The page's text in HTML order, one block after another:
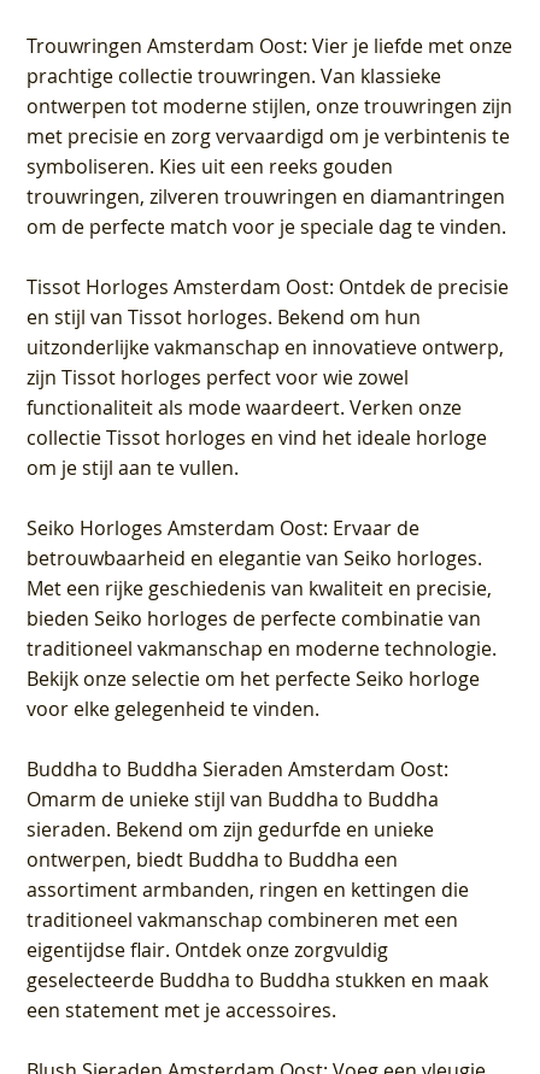
Trouwringen Amsterdam Oost: Vier je liefde met onze
prachtige collectie trouwringen. Van klassieke
ontwerpen tot moderne stijlen, onze trouwringen zijn
met precisie en zorg vervaardigd om je verbintenis te
symboliseren. Kies uit een reeks gouden
trouwringen, zilveren trouwringen en diamantringen
om de perfecte match voor je speciale dag te vinden.
Tissot Horloges Amsterdam Oost: Ontdek de precisie
en stijl van Tissot horloges. Bekend om hun
uitzonderlijke vakmanschap en innovatieve ontwerp,
zijn Tissot horloges perfect voor wie zowel
functionaliteit als mode waardeert. Verken onze
collectie Tissot horloges en vind het ideale horloge
om je stijl aan te vullen.
Seiko Horloges Amsterdam Oost: Ervaar de
betrouwbaarheid en elegantie van Seiko horloges.
Met een rijke geschiedenis van kwaliteit en precisie,
bieden Seiko horloges de perfecte combinatie van
traditioneel vakmanschap en moderne technologie.
Bekijk onze selectie om het perfecte Seiko horloge
voor elke gelegenheid te vinden.
Buddha to Buddha Sieraden Amsterdam Oost:
Omarm de unieke stijl van Buddha to Buddha
sieraden. Bekend om zijn gedurfde en unieke
ontwerpen, biedt Buddha to Buddha een
assortiment armbanden, ringen en kettingen die
traditioneel vakmanschap combineren met een
eigentijdse flair. Ontdek onze zorgvuldig
geselecteerde Buddha to Buddha stukken en maak
een statement met je accessoires.